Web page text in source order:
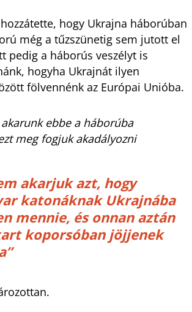
hogy Ukrajna háborúban
még a tűzszünetig sem jutott el
pedig a háborús veszélyt is
hogyha Ukrajnát ilyen
fölvennénk az Európai Unióba.
ebbe a háborúba
meg fogjuk akadályozni
akarjuk azt, hogy
katonáknak Ukrajnába
mennie, és onnan aztán
koporsóban jöjjenek
”